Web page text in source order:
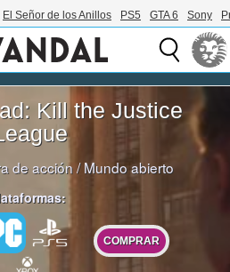
El Señor de los Anillos PS5 GTA 6 Sony
Kill the Justice
de acción/Mundo abierto
COMPRAR